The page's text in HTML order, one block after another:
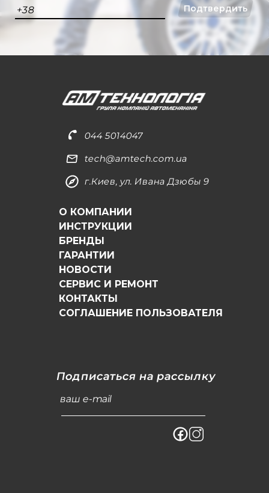
+38 Подтвердить
044 5014047
tech@amtech.com.ua
г.Киев, ул. Ивана Дзюбы 9
О КОМПАНИИ
ИНСТРУКЦИИ
БРЕНДЫ
ГАРАНТИИ
НОВОСТИ
СЕРВИС И РЕМОНТ
КОНТАКТЫ
СОГЛАШЕНИЕ ПОЛЬЗОВАТЕЛЯ
Подписаться на рассылку
ваш e-mail